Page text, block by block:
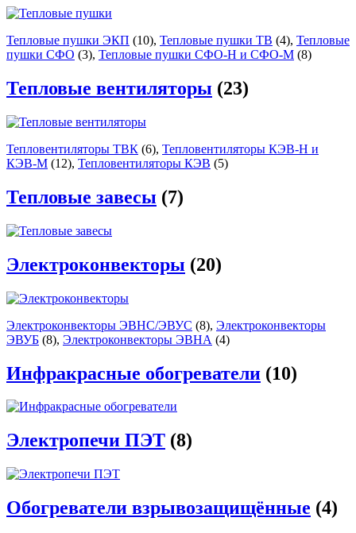
Тепловые пушки ЭКП (10), Тепловые пушки ТВ (4), Тепловые
пушки СФО (3), Тепловые пушки СФО-Н и СФО-М (8)
Тепловые вентиляторы (23)
Тепловентиляторы ТВК (6), Тепловентиляторы КЭВ-Н и
КЭВ-М (12), Тепловентиляторы КЭВ (5)
Тепловые завесы (7)
Электроконвекторы (20)
Электроконвекторы ЭВНС/ЭВУС (8), Электроконвекторы
ЭВУБ (8), Электроконвекторы ЭВНА (4)
Инфракрасные обогреватели (10)
Электропечи ПЭТ (8)
Обогреватели взрывозащищённые (4)